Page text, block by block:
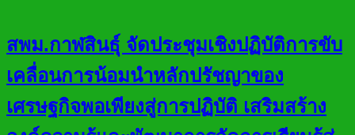
สพม.กาฬสินธุ์ จัดประชุมเชิงปฏิบัติการขับ
เคลื่อนการน้อมนำหลักปรัชญาของ
เศรษฐกิจพอเพียงสู่การปฏิบัติ เสริมสร้าง